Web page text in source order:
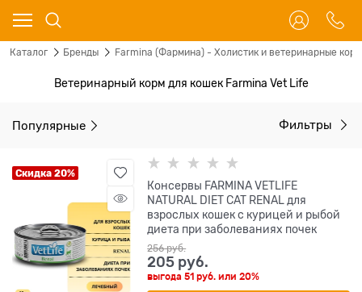
Каталог Бренды Farmina (Фармина) - Холистик и ветеринарные
Ветеринарный корм для кошек Farmina Vet Life
Популярные Фильтры
Скидка 20%
Консервы FARMINA VETLIFE
NATURAL DIET CAT RENAL для
взрослых кошек с курицей и рыбой
диета при заболеваниях почек
256 руб.
205 руб.
выгода51 руб. или20%